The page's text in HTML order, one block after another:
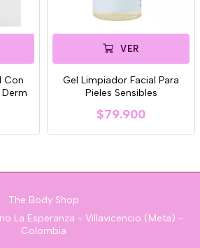
Con
VER
Gel Limpiador Facial Para
Pieles Sensibles
$79.900
The Body Shop
La Esperanza - Villavicencio (Meta) -
Colombia